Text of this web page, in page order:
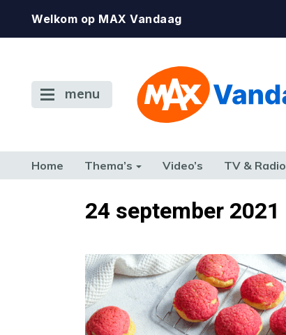
Welkom op MAX Vandaag
menu
Home Thema’s Video’s TV & Radio
TERUG NAAR TOEN24 september 2021